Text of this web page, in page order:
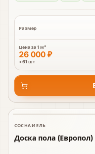
Размер
Цена за1 м³
26 000 ₽
≈ 61 шт
В наличии
СОСНА И ЕЛЬ
Доска пола (Европол)